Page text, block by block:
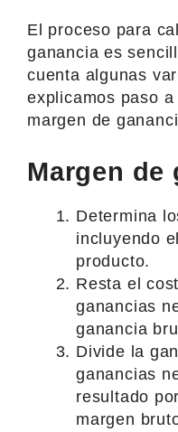
El proceso para
ganancia es
cuenta algunas
explicamos paso
margen de
Margen de
Determina
incluyendo
producto.
Resta el
ganancias
ganancia
Divide la
ganancias
resultado
margen